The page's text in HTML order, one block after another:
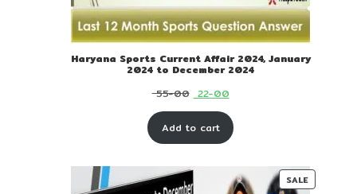
Haryana Sports Current Affair 2024, January
2024 to December 2024
55-00 Original
price
was:
00.
22-00Current
price
is:
00.
Add to cart
SALE